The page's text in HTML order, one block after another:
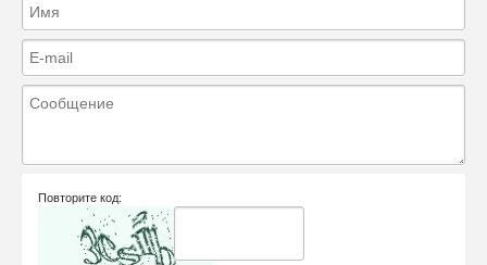
Повторите код: